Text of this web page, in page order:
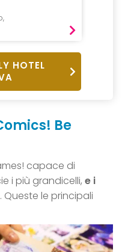
HOTEL
Be
capace di
i più grandicelli, e i
le principali